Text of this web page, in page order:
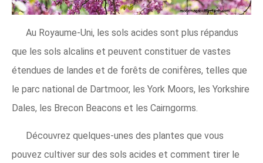
Au Royaume-Uni, les sols acides sont plus répandus
que les sols alcalins et peuvent constituer de vastes
étendues de landes et de forêts de conifères, telles que
le parc national de Dartmoor, les York Moors, les Yorkshire
Dales, les Brecon Beacons et les Cairngorms.
Découvrez quelques-unes des plantes que vous
pouvez cultiver sur des sols acides et comment tirer le